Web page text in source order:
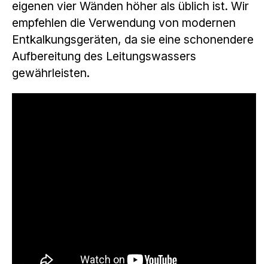
eigenen vier Wänden höher als üblich ist. Wir
empfehlen die Verwendung von modernen
Entkalkungsgeräten, da sie eine schonendere
Aufbereitung des Leitungswassers
gewährleisten.